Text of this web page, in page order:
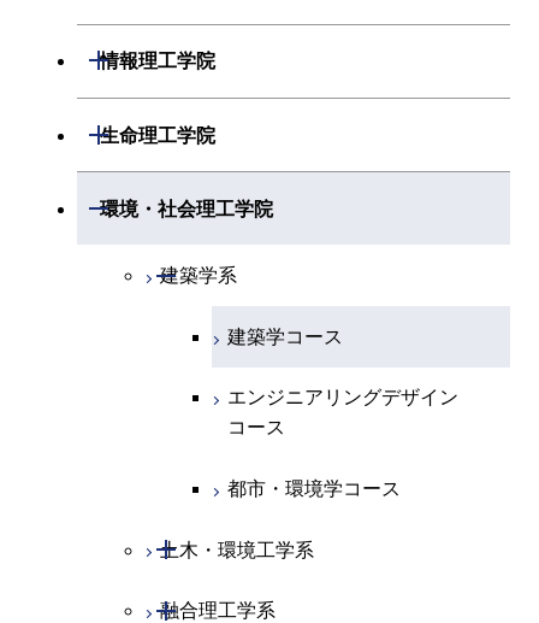
物理学コース
化学系
開閉
エネルギー・情報コース
物質・情報卓越コース
地球生命コース
専門科目
エネルギーコース
エンジニアリングデザイン
ース
原子核工学コース
システム制御コース
電気電子系
開閉
エネルギーコース
エネルギー・情報コース
ライフエンジニアリングコ
原子核工学コース
人間医療科学技術コース
物質・情報卓越コース
情報通信コース
エンジニアリングデザイン
ース
経営工学系
開閉
経営工学コース
エンジニアリングデザイン
専門科目
材料系
開閉
エネルギーコース
ース
原子核工学コース
応用化学コース
ース
専門科目
情報理工学院
開閉
数理・計算科学系
開閉
ース
知能情報コース
生命理工学院
開閉
生命理工学系
開閉
生命理工学コース
ライフエンジニアリングコ
人間医療科学技術コース
物質・情報卓越コース
専門科目
環境・社会理工学院
開閉
建築学系
開閉
建築学コース
エンジニアリングデザイン
コース
都市・環境学コース
土木・環境工学系
開閉
土木工学コース
融合理工学系
開閉